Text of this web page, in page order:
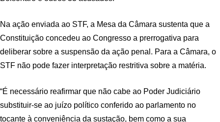
Na ação enviada ao STF, a Mesa da Câmara sustenta que a
Constituição concedeu ao Congresso a prerrogativa para
deliberar sobre a suspensão da ação penal. Para a Câmara, o
STF não pode fazer interpretação restritiva sobre a matéria.
“É necessário reafirmar que não cabe ao Poder Judiciário
substituir-se ao juízo político conferido ao parlamento no
tocante à conveniência da sustação, bem como a sua